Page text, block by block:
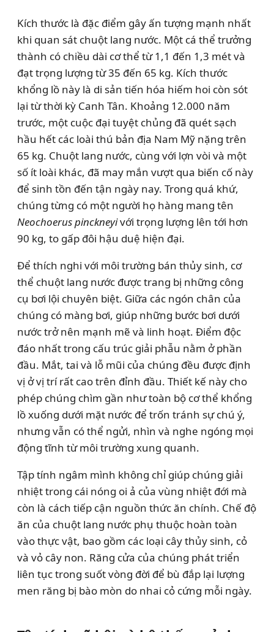
Kích thước là đặc điểm gây ấn tượng mạnh nhất
khi quan sát chuột lang nước. Một cá thể trưởng
thành có chiều dài cơ thể từ 1,1 đến 1,3 mét và
đạt trọng lượng từ 35 đến 65 kg. Kích thước
khổng lồ này là di sản tiến hóa hiếm hoi còn sót
lại từ thời kỳ Canh Tân. Khoảng 12.000 năm
trước, một cuộc đại tuyệt chủng đã quét sạch
hầu hết các loài thú bản địa Nam Mỹ nặng trên
65 kg. Chuột lang nước, cùng với lợn vòi và một
số ít loài khác, đã may mắn vượt qua biến cố này
để sinh tồn đến tận ngày nay. Trong quá khứ,
chúng từng có một người họ hàng mang tên
Neochoerus pinckneyivới trọng lượng lên tới hơn
90 kg, to gấp đôi hậu duệ hiện đại.
Để thích nghi với môi trường bán thủy sinh, cơ
thể chuột lang nước được trang bị những công
cụ bơi lội chuyên biệt. Giữa các ngón chân của
chúng có màng bơi, giúp những bước bơi dưới
nước trở nên mạnh mẽ và linh hoạt. Điểm độc
đáo nhất trong cấu trúc giải phẫu nằm ở phần
đầu. Mắt, tai và lỗ mũi của chúng đều được định
vị ở vị trí rất cao trên đỉnh đầu. Thiết kế này cho
phép chúng chìm gần như toàn bộ cơ thể khổng
lồ xuống dưới mặt nước để trốn tránh sự chú ý,
nhưng vẫn có thể ngửi, nhìn và nghe ngóng mọi
động tĩnh từ môi trường xung quanh.
Tập tính ngâm mình không chỉ giúp chúng giải
nhiệt trong cái nóng oi ả của vùng nhiệt đới mà
còn là cách tiếp cận nguồn thức ăn chính. Chế độ
ăn của chuột lang nước phụ thuộc hoàn toàn
vào thực vật, bao gồm các loại cây thủy sinh, cỏ
và vỏ cây non. Răng cửa của chúng phát triển
liên tục trong suốt vòng đời để bù đắp lại lượng
men răng bị bào mòn do nhai cỏ cứng mỗi ngày.